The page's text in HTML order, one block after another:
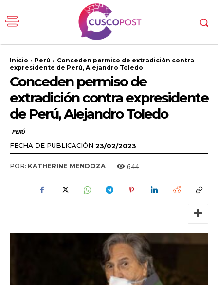
Inicio Perú
Conceden permiso de extradición contra
expresidente de Perú, Alejandro Toledo
Conceden permiso de
extradición contra expresidente
de Perú, Alejandro Toledo
PERÚ
FECHA DE PUBLICACIÓN 23/02/2023
POR: KATHERINE MENDOZA 644